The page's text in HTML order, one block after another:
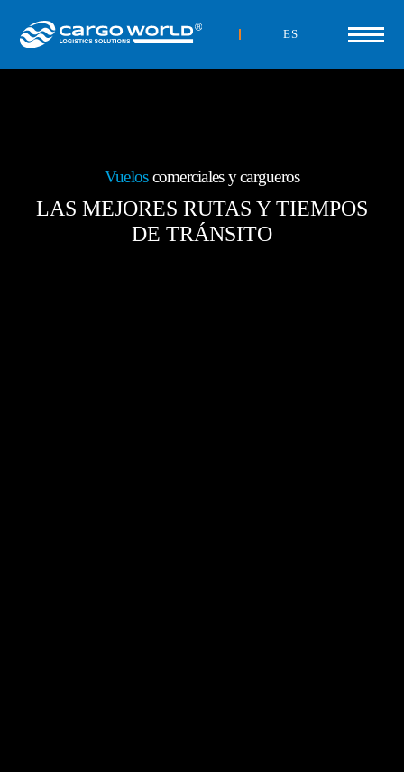
ES
Vueloscomerciales y cargueros
LAS MEJORES RUTAS Y TIEMPOS
DE TRÁNSITO